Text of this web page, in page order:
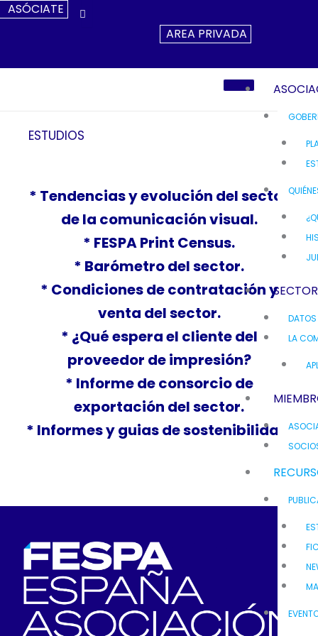
ASÓCIATE
AREA PRIVADA
SECTOR
LA
ESTUDIOS
* Tendencias y evolución del sector
de la comunicación visual.
* FESPA Print Census.
* Barómetro del sector.
* Condiciones de contratación y
venta del sector.
* ¿Qué espera el cliente del
proveedor de impresión?
* Informe de consorcio de
exportación del sector.
* Informes y guias de sostenibilidad.